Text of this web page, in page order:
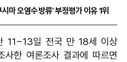
마 오염수 방류' 부정평가 이유 1위
11~13일 전국 만 18세 이상
사한 여론조사 결과에 따르면